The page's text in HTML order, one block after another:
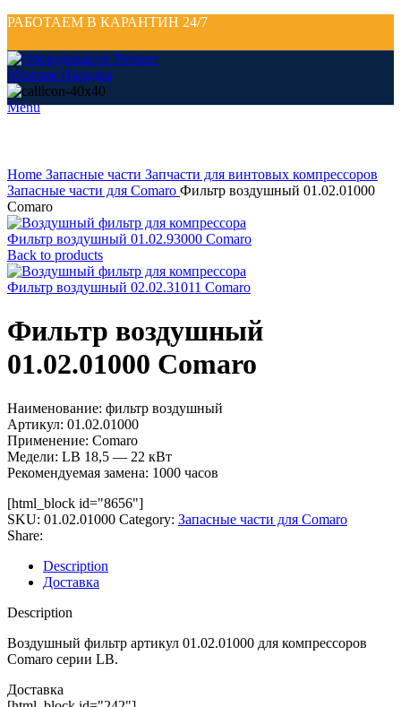
РАБОТАЕМ В КАРАНТИН 24/7
Menu
Home Запасные части Запчасти для винтовых компрессоров
Запасные части для Comaro Фильтр воздушный 01.02.01000
Comaro
Фильтр воздушный 01.02.93000 Comaro
Back to products
Фильтр воздушный 02.02.31011 Comaro
Фильтр воздушный
01.02.01000 Comaro
Наименование: фильтр воздушный
Артикул: 01.02.01000
Применение: Comaro
Медели: LB 18,5 — 22 кВт
Рекомендуемая замена: 1000 часов
[html_block id="8656"]
SKU: 01.02.01000 Category: Запасные части для Comaro
Share:
Description
Доставка
Description
Воздушный фильтр артикул 01.02.01000 для компрессоров
Comaro серии LB.
Доставка